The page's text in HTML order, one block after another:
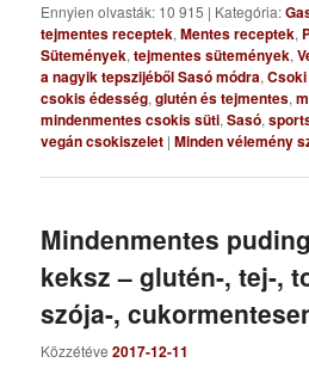
Ennyien olvasták: 10 915 | Kategória:
tejmentes receptek,Mentes receptek,
Sütemények,tejmentes sütemények,
a nagyik tepszijéből Sasó módra,
csokis édesség,glutén és tejmentes,
mindenmentes csokis süti,Sasó,
vegán csokiszelet |Minden vélemény
Mindenmentes
keksz – glutén-, tej-,
szója-,
Közzétéve2017-12-11